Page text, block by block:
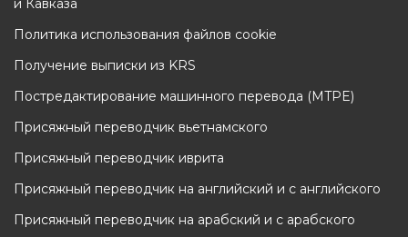
и Кавказа
Политика использования файлов cookie
Получение выписки из KRS
Постредактирование машинного перевода (MTPE)
Присяжный переводчик вьетнамского
Присяжный переводчик иврита
Присяжный переводчик на английский и с английского
Присяжный переводчик на арабский и с арабского